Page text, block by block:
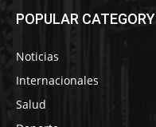
POPULAR CATEGORY
Noticias
Internacionales
Salud